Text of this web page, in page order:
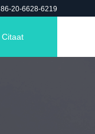
86-20-6628-6219
Citaat